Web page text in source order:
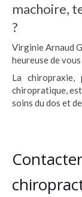
machoire,
?
Virginie Arnaud
heureuse de
La chiropraxie,
chiropratique,
soins du dos et